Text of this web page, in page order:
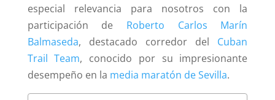
especial relevancia para nosotros con la
participación de Roberto Carlos Marín
Balmaseda, destacado corredor del Cuban
Trail Team, conocido por su impresionante
desempeño en la media maratón de Sevilla.